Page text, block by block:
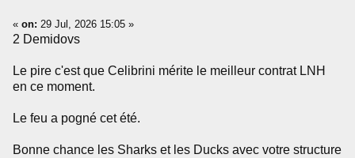
« on: 29 Jul, 2026 15:05 »
2 Demidovs
Le pire c'est que Celibrini mérite le meilleur contrat LNH
en ce moment.
Le feu a pogné cet été.
Bonne chance les Sharks et les Ducks avec votre structure